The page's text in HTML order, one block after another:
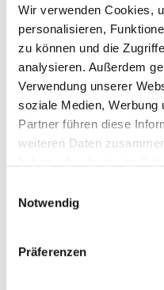
Wir verwenden Cookies,
personalisieren,
zu können und die
analysieren. Außerdem
Verwendung unserer
soziale Medien, Werbung
Partner führen diese
weiteren Daten
Notwendig
Präferenzen